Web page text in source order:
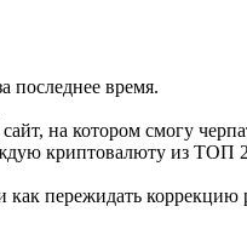
последнее время.
на котором смогу
криптовалюту из
как пережидать коррекцию